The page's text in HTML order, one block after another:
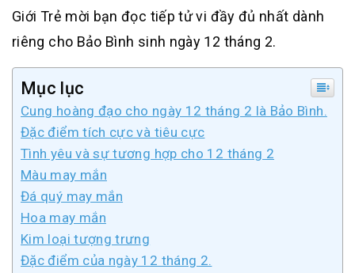
Giới Trẻ mời bạn đọc tiếp tử vi đầy đủ nhất dành
riêng cho Bảo Bình sinh ngày 12 tháng 2.
Mục lục
Cung hoàng đạo cho ngày 12 tháng 2 là Bảo Bình.
Đặc điểm tích cực và tiêu cực
Tình yêu và sự tương hợp cho 12 tháng 2
Màu may mắn
Đá quý may mắn
Hoa may mắn
Kim loại tượng trưng
Đặc điểm của ngày 12 tháng 2.